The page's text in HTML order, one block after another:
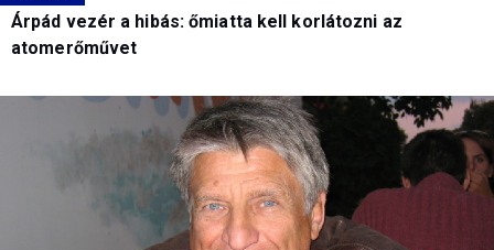
Árpád vezér a hibás: őmiatta kell korlátozni az
atomerőművet